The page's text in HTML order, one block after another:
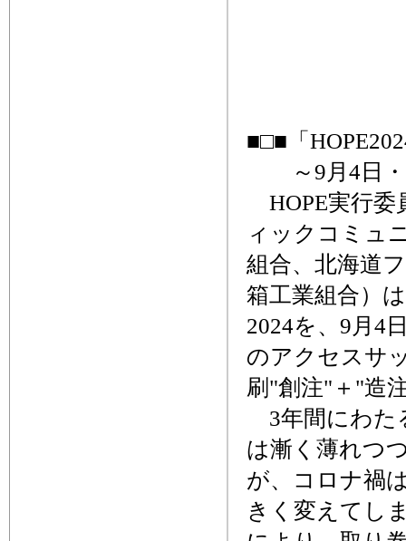
■□■「
～9月4日・5
HOPE実行委
ィックコミュ
組合、北海道
箱工業組合）
2024を、9月4
のアクセスサ
刷"創注"＋"造
3年間にわた
は漸く薄れつ
が、コロナ禍
きく変えてし